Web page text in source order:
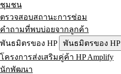
ชุมชน
ตรวจสอบสถานะการซ่อม
คำถามที่พบบ่อยจากลูกค้า
พันธมิตรของ HP
พันธมิตรของ HP
โครงการส่งเสริมคู่ค้า HP Amplify
นักพัฒนา